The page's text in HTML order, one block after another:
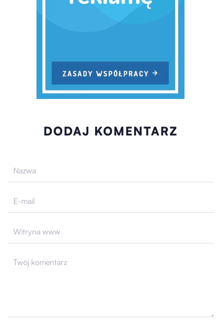
DODAJ KOMENTARZ